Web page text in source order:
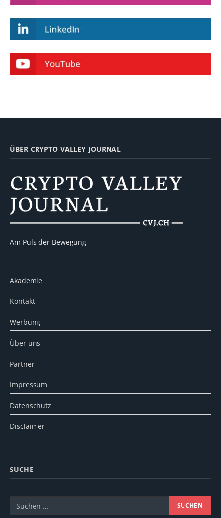
ÜBER CRYPTO VALLEY JOURNAL
Am Puls der Bewegung
Akademie
Kontakt
Werbung
Über uns
Partner
Impressum
Datenschutz
Disclaimer
SUCHE